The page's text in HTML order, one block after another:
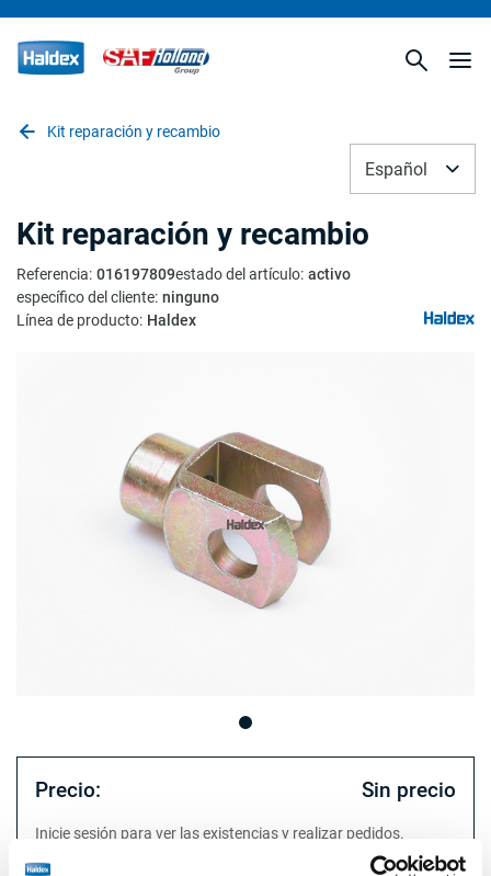
Kit reparación y recambio
Español
Kit reparación y recambio
Referencia: 016197809estado del artículo: activo
específico del cliente: ninguno
Línea de producto: Haldex
Precio: Sin precio
Inicie sesión para ver las existencias y realizar pedidos.